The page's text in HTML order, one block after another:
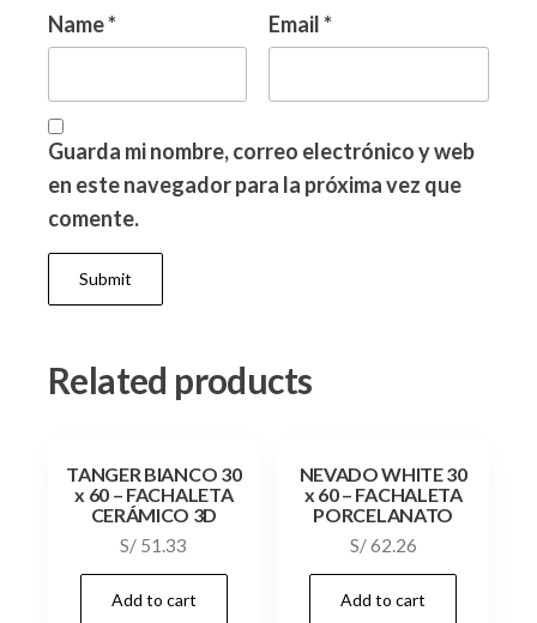
Name* Email*
Guarda mi nombre, correo electrónico y web
en este navegador para la próxima vez que
comente.
Related products
TANGER BIANCO 30
x 60 – FACHALETA
CERÁMICO 3D
S/ 51.33
Add to cart
NEVADO WHITE 30
x 60 – FACHALETA
PORCELANATO
S/62.26
Add to cart